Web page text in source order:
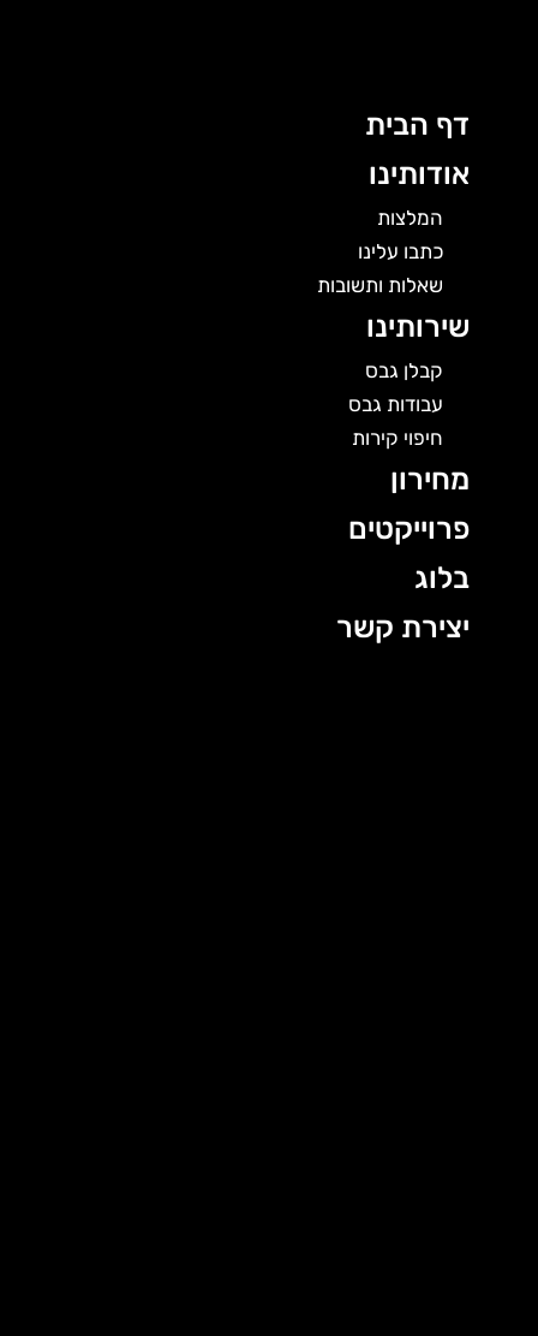
דף הבית
אודותינו
המלצות
כתבו עלינו
שאלות ותשובות
שירותינו
קבלן גבס
עבודות גבס
חיפוי קירות
מחירון
פרוייקטים
בלוג
יצירת קשר